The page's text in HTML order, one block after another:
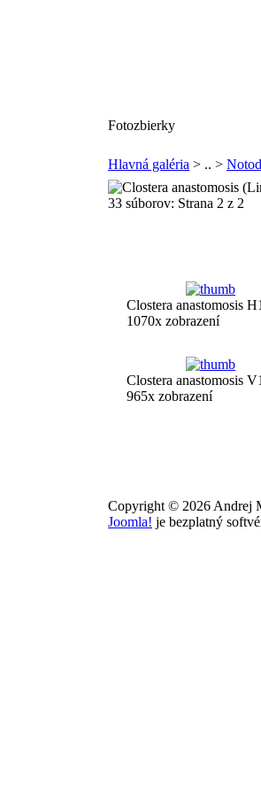
Fotozbierky
Hlavná galéria > .. >
33 súborov: Strana 2 z 2
Clostera anastomosis
1070x zobrazení
Clostera anastomosis
965x zobrazení
Copyright © 2026 Andrej
Joomla! je bezplatný